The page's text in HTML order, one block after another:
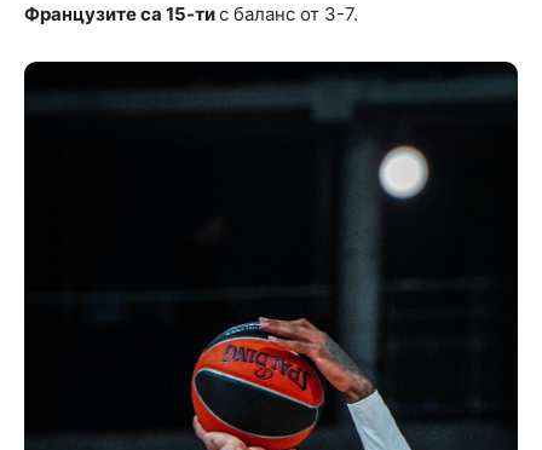
Французите са 15-тис баланс от 3-7.